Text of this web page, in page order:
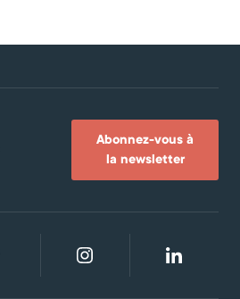
Abonnez-vous à
la newsletter